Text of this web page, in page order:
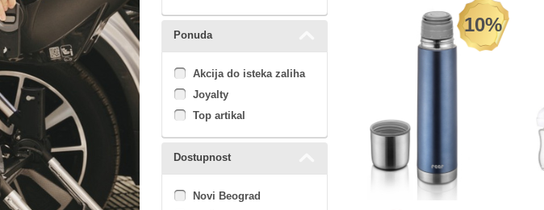
Ponuda
Akcija do isteka zaliha
Joyalty
Top artikal
Dostupnost
Novi Beograd
10%